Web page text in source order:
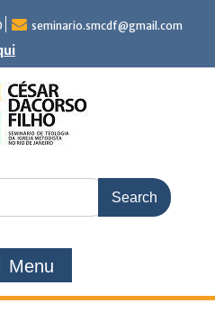
seminario.smcdf@gmail.com
Menu